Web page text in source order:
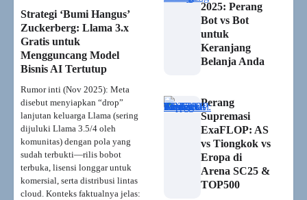
Strategi ‘Bumi Hangus’
Zuckerberg: Llama 3.x
Gratis untuk
Mengguncang Model
Bisnis AI Tertutup
Rumor inti (Nov 2025): Meta
disebut menyiapkan “drop”
lanjutan keluarga Llama (sering
dijuluki Llama 3.5/4 oleh
komunitas) dengan pola yang
sudah terbukti—rilis bobot
terbuka, lisensi longgar untuk
komersial, serta distribusi lintas
cloud. Konteks faktualnya jelas:
2025: Perang
Bot vs Bot
untuk
Keranjang
Belanja Anda
Perang
Supremasi
ExaFLOP: AS
vs Tiongkok vs
Eropa di
Arena SC25 &
TOP500